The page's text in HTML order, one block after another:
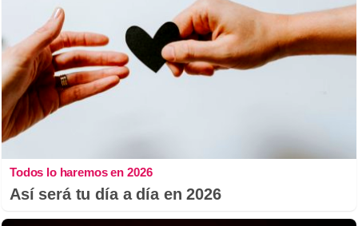
Todos lo haremos en 2026
Así será tu día a día en 2026